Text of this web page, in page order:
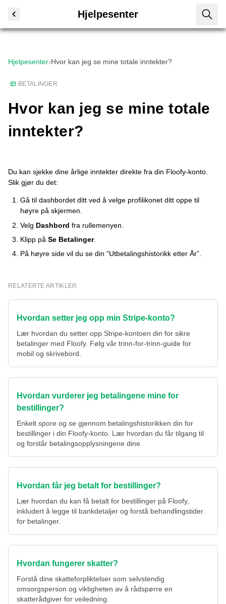
Hjelpesenter
Hjelpesenter›Hvor kan jeg se mine totale inntekter?
BETALINGER
Hvor kan jeg se mine totale
inntekter?
Du kan sjekke dine årlige inntekter direkte fra din Floofy-konto.
Slik gjør du det:
Gå til dashbordet ditt ved å velge profilikonet ditt oppe til
høyre på skjermen.
Velg Dashbord fra rullemenyen.
Klipp på Se Betalinger.
På høyre side vil du se din “Utbetalingshistorikk etter År”.
RELATERTE ARTIKLER
Hvordan setter jeg opp min Stripe-konto?
Lær hvordan du setter opp Stripe-kontoen din for sikre
betalinger med Floofy. Følg vår trinn-for-trinn-guide for
mobil og skrivebord.
Hvordan vurderer jeg betalingene mine for
bestillinger?
Enkelt spore og se gjennom betalingshistorikken din for
bestillinger i din Floofy-konto. Lær hvordan du får tilgang til
og forstår betalingsopplysningene dine.
Hvordan får jeg betalt for bestillinger?
Lær hvordan du kan få betalt for bestillinger på Floofy,
inkludert å legge til bankdetaljer og forstå behandlingstider
for betalinger.
Hvordan fungerer skatter?
Forstå dine skatteforpliktelser som selvstendig
omsorgsperson og viktigheten av å rådspørre en
skatterådgiver for veiledning.